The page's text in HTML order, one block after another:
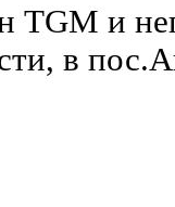
TGM и
в